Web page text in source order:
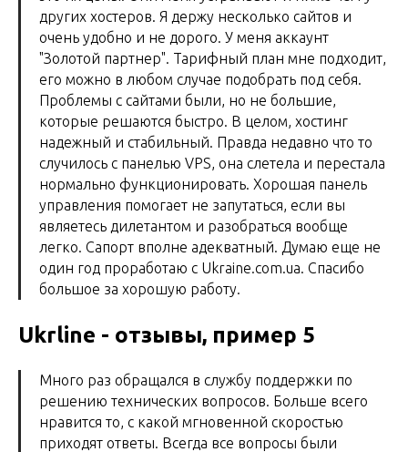
других хостеров. Я держу несколько сайтов и
очень удобно и не дорого. У меня аккаунт
"Золотой партнер". Тарифный план мне подходит,
его можно в любом случае подобрать под себя.
Проблемы с сайтами были, но не большие,
которые решаются быстро. В целом, хостинг
надежный и стабильный. Правда недавно что то
случилось с панелью VPS, она слетела и перестала
нормально функционировать. Хорошая панель
управления помогает не запутаться, если вы
являетесь дилетантом и разобраться вообще
легко. Сапорт вполне адекватный. Думаю еще не
один год проработаю с Ukraine.com.ua. Спасибо
большое за хорошую работу.
Ukrline - отзывы, пример 5
Много раз обращался в службу поддержки по
решению технических вопросов. Больше всего
нравится то, с какой мгновенной скоростью
приходят ответы. Всегда все вопросы были